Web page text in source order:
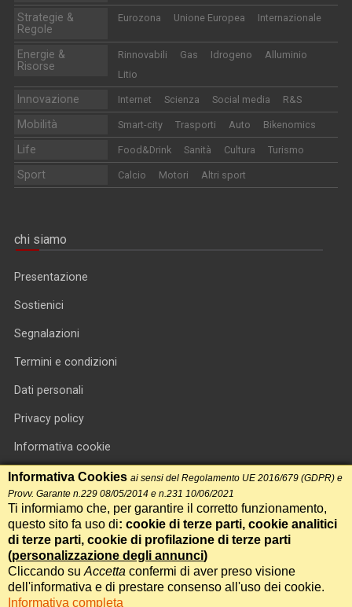
Strategie &
Regole
Eurozona Unione Europea Internazionale
Energie &
Risorse
Rinnovabili Gas Idrogeno
Alluminio
Litio
Innovazione Internet Scienza Social media R&S
Mobilità Smart-city Trasporti Auto Bikenomics
Life Food&Drink Sanità Cultura Turismo
Sport Calcio Motori Altri sport
chi siamo
Presentazione
Sostienici
Segnalazioni
Termini e condizioni
Dati personali
Privacy policy
Informativa cookie
RSS feed
RSS Top News
Contatti
International Communication S.r.l. • P.IVA 14478081004 • Testata
giornalistica n.191, reg. Tribunale di Roma del 14/12/2017
Informativa Cookies ai sensi del Regolamento UE 2016/679 (GDPR) e
Provv. Garante n.229 08/05/2014 e n.231 10/06/2021
Ti informiamo che, per garantire il corretto funzionamento,
questo sito fa uso di: cookie di terze parti, cookie analitici
di terze parti, cookie di profilazione di terze parti
(personalizzazione degli annunci)
Cliccando su Accetta confermi di aver preso visione
dell'informativa e di prestare consenso all'uso dei cookie.
Informativa completa